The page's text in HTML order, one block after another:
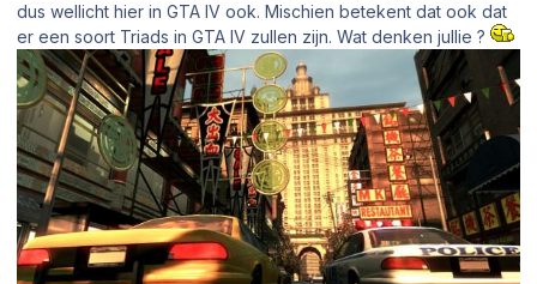
dus wellicht hier in GTA IV ook. Mischien betekent dat ook dat
er een soort Triads in GTA IV zullen zijn. Wat denken jullie ?